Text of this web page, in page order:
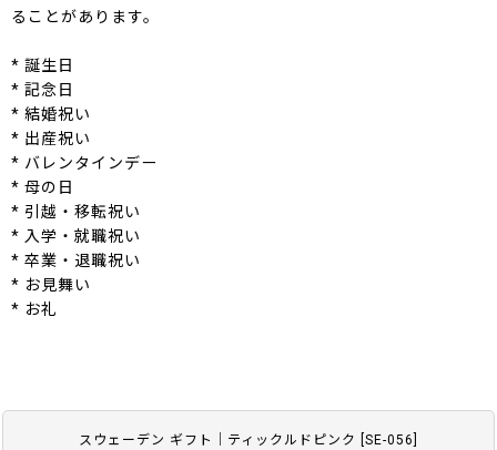
スウェーデン ギフト｜ティックルドピンク SE-056
ることがあります。
* 誕生日
* 記念日
* 結婚祝い
* 出産祝い
* バレンタインデー
* 母の日
* 引越・移転祝い
* 入学・就職祝い
* 卒業・退職祝い
* お見舞い
* お礼